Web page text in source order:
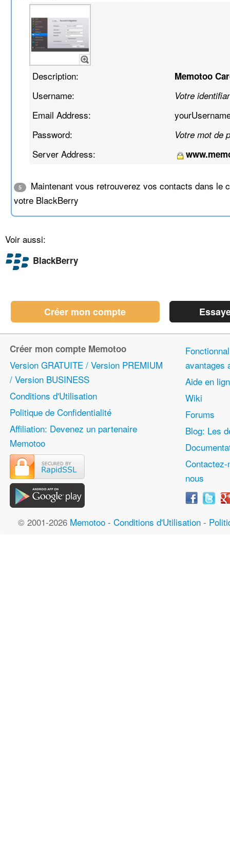
Description: Memotoo
Username: Votre
Email Address:
Password:
Votre mot de
Server Address:
5
Maintenant vous retrouverez vos contacts dans le
votre BlackBerry
Voir aussi:
BlackBerry
Créer mon compte
Créer mon compte Memotoo
Version GRATUITE / Version PREMIUM
/ Version BUSINESS
Conditions d'Utilisation
Politique de Confidentialité
Affiliation: Devenez un partenaire
Memotoo
avantages
Aide en
Wiki
Forums
Blog: Les
Contactez-
nous
© 2001-2026 Memotoo - Conditions d'Utilisation -